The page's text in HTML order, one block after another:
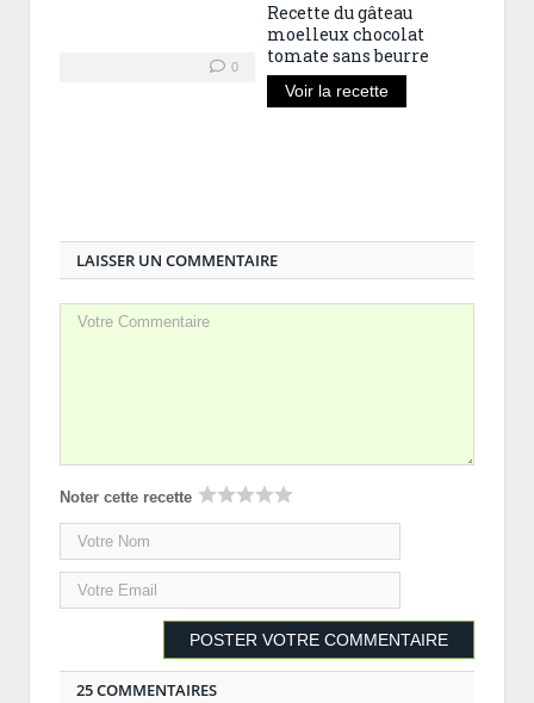
0
Recette du gâteau
moelleux chocolat
tomate sans beurre
Voir la recette
LAISSER UN COMMENTAIRE
Noter cette recette
25 COMMENTAIRES